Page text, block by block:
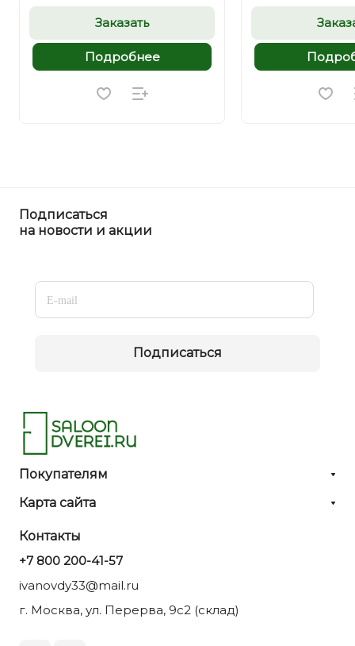
Заказать
Подробнее
белый
Подписаться
на новости и акции
Подписаться
Покупателям
Карта сайта
Контакты
+7 800 200-41-57
ivanovdy33@mail.ru
г. Москва, ул. Перерва, 9с2 (склад)